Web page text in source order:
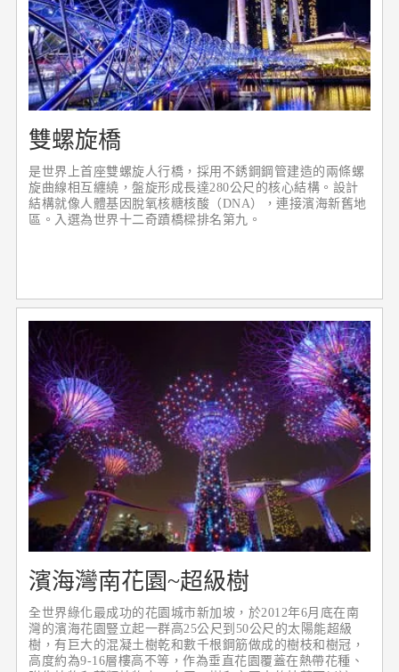
雙螺旋橋
是世界上首座雙螺旋人行橋，採用不銹鋼鋼管建造的兩條螺
旋曲線相互纏繞，盤旋形成長達280公尺的核心結構。設計
結構就像人體基因脫氧核糖核酸（DNA），連接濱海新舊地
區。入選為世界十二奇蹟橋樑排名第九。
濱海灣南花園~超級樹
全世界綠化最成功的花園城市新加坡，於2012年6月底在南
灣的濱海花園豎立起一群高25公尺到50公尺的太陽能超級
樹，有巨大的混凝土樹乾和數千根鋼筋做成的樹枝和樹冠，
高度約為9-16層樓高不等，作為垂直花園覆蓋在熱帶花種、